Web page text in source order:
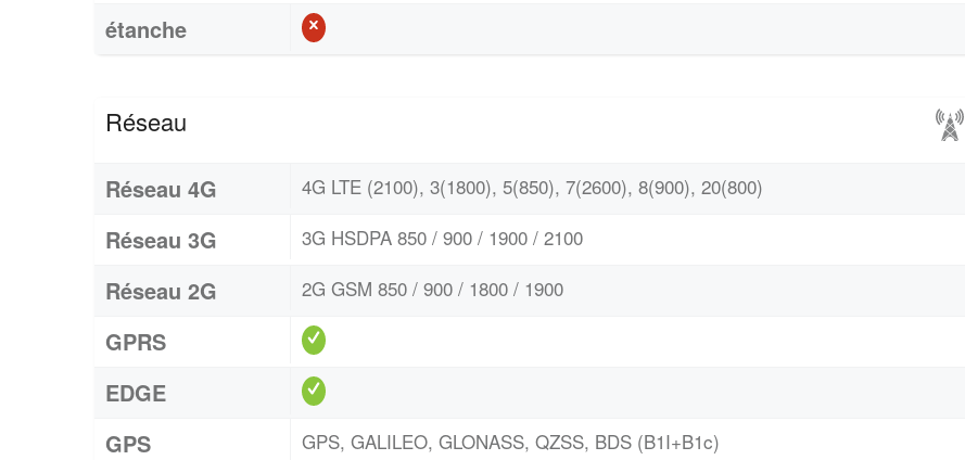
étanche
Réseau
Réseau 4G 4G LTE (2100), 3(1800), 5(850), 7(2600), 8(900), 20(800)
Réseau 3G 3G HSDPA 850 / 900 / 1900 / 2100
Réseau 2G 2G GSM 850 / 900 / 1800 / 1900
GPRS
EDGE
GPS
GPS, GALILEO, GLONASS, QZSS, BDS (B1I+B1c)